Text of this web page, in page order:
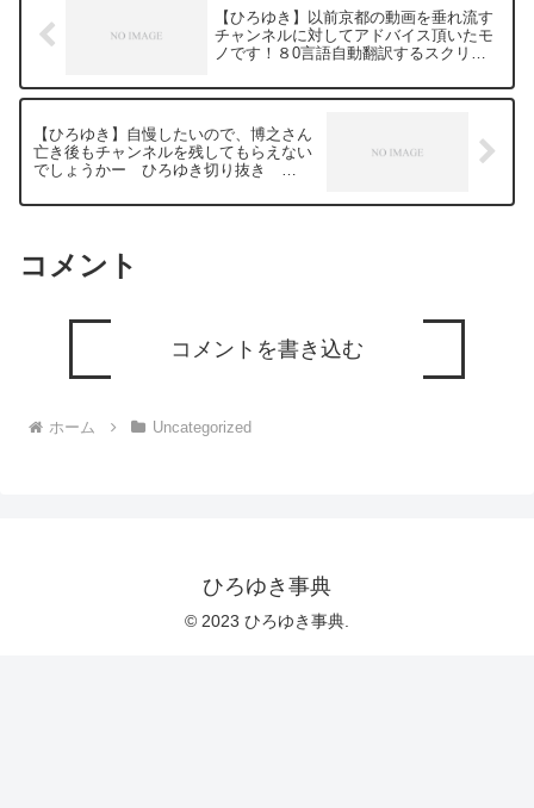
https://www.youtube.com/watch?
v=c6MzCMgzBqw***************************
***************ひろゆきさんの動画で、寄
せられた質問について、一問一答形式に
してみました。過去にこんな質問してる
かな？と気になったことがあれば、下記
のサイトから検索してみてください。
https://hiroyuki-ziten.com/できるだけ、
多くの質問を今後も編集し、アップロー
ドしていきますので、使いやすいと感じ
て頂けたら、いいね！やチャンネル登録
【ひろゆき】以前京都の動画を垂れ流す
チャンネルに対してアドバイス頂いたモ
ノです！８0言語自動翻訳するスクリプ
した！ー ひろゆき切り抜き 20240111
【ひろゆき】自慢したいので、博之さん
亡き後もチャンネルを残してもらえない
でしょうかー ひろゆき切り抜き
コメント
コメントを書き込む
ホーム Uncategorized
ひろゆき事典
© 2023 ひろゆき事典.